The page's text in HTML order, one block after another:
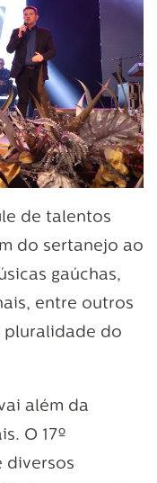
de talentos
do sertanejo ao
gaúchas,
entre outros
pluralidade do
além da
O 17º
diversos